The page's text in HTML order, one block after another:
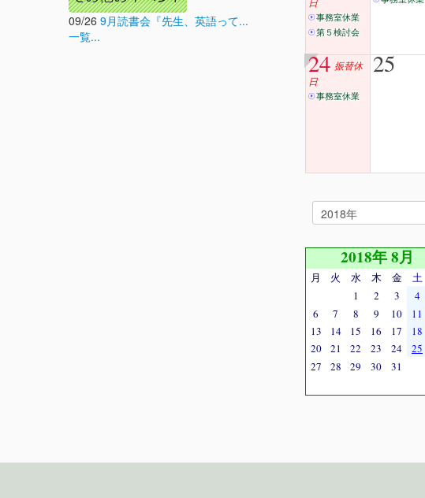
09/26 9月読書会『先生、英語って...
一覧...
事務室休業
第５検討会
24 振替休
日
事務室休業
25
2018年 8月
月 火 水 木 金 土
1
2 3 4
6
7 8 9 10 11
13
14 15 16 17 18
20
21 22 23 24 25
27
28 29 30 31